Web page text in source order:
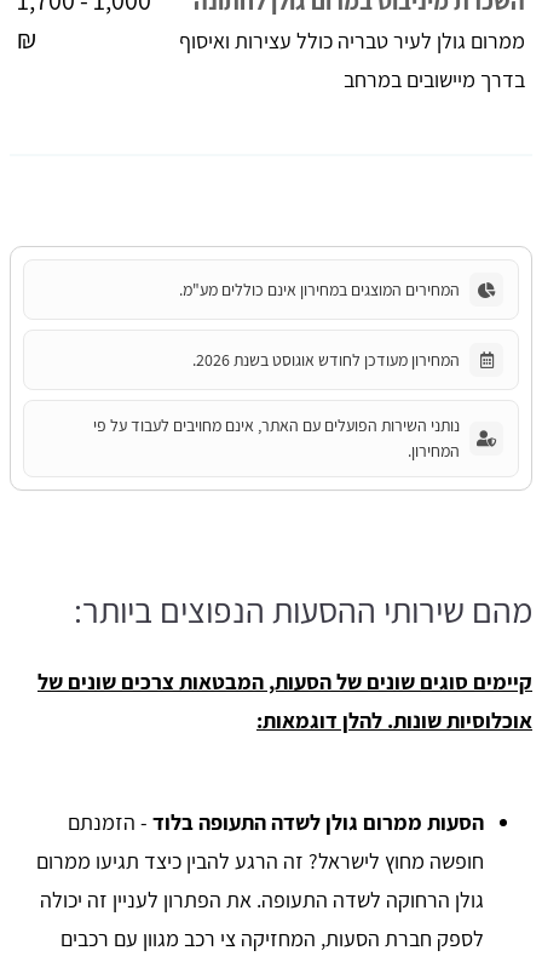
ממרום גולן לעיר טבריה כולל עצירות ואיסוף
בדרך מיישובים במרחב
₪
המחירים המוצגים במחירון אינם כוללים מע"מ.
המחירון מעודכן לחודש אוגוסט בשנת 2026.
נותני השירות הפועלים עם האתר, אינם מחויבים לעבוד על פי
המחירון.
מהם שירותי ההסעות הנפוצים ביותר:
קיימים סוגים שונים של הסעות, המבטאות צרכים שונים של
אוכלוסיות שונות. להלן דוגמאות:
הסעות ממרום גולן לשדה התעופה בלוד - הזמנתם
חופשה מחוץ לישראל? זה הרגע להבין כיצד תגיעו ממרום
גולן הרחוקה לשדה התעופה. את הפתרון לעניין זה יכולה
לספק חברת הסעות, המחזיקה צי רכב מגוון עם רכבים